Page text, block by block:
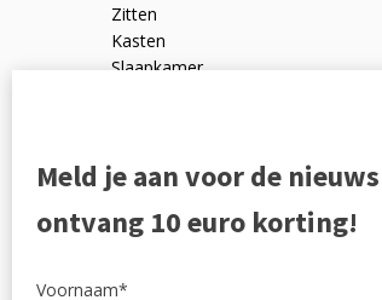
Zitten
Kasten
Slaapkamer
Outlet
Meld je aan voor de
ontvang 10 euro korting!
Voornaam*